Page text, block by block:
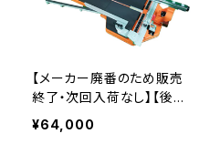
【メーカー廃番のため販売
終了・次回入荷なし】【後継
品はLTM-620SLBです】石
井超硬工具製作所 リニアタ
¥64,000